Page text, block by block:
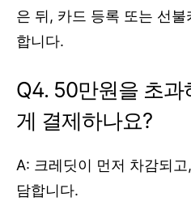
은 뒤, 카드 등록 또는 선
합니다.
Q4. 50만원을 초과
게 결제하나요?
A: 크레딧이 먼저 차감되
담합니다.